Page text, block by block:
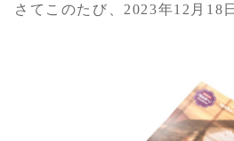
さてこのたび、2023年12月18